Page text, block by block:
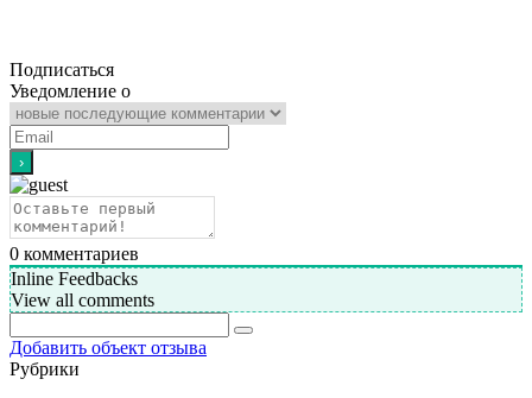
Подписаться
Уведомление о
0 комментариев
Inline Feedbacks
View all comments
Добавить объект отзыва
Рубрики